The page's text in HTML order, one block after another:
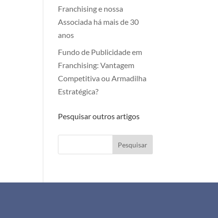
Franchising e nossa
Associada há mais de 30
anos
Fundo de Publicidade em
Franchising: Vantagem
Competitiva ou Armadilha
Estratégica?
Pesquisar outros artigos
Pesquisar